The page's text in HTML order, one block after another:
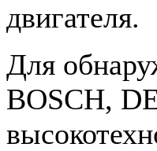
двигателя.
Для
BOSCH,